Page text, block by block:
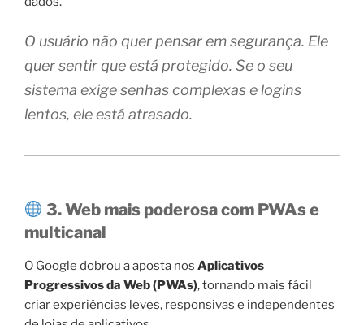
O usuário não quer pensar em segurança. Ele
quer sentir que está protegido. Se o seu
sistema exige senhas complexas e logins
lentos, ele está atrasado.
3. Web mais poderosa com PWAs e
multicanal
O Google dobrou a aposta nos Aplicativos
Progressivos da Web (PWAs), tornando mais fácil
criar experiências leves, responsivas e independentes